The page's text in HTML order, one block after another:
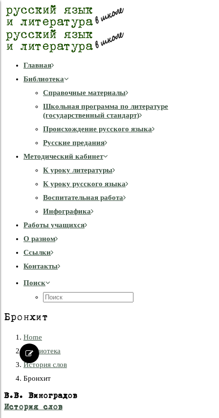
Главная
Библиотека
Справочные материалы
Школьная программа по литературе
(государственный стандарт)
Происхождение русского языка
Русские предания
Методический кабинет
К уроку литературы
К уроку русского языка
Воспитательная работа
Инфографика
Работы учащихся
О разном
Cсылки
Контакты
Поиск
Бронхит
Home
Библиотека
История слов
Бронхит
В.В. Виноградов
История слов